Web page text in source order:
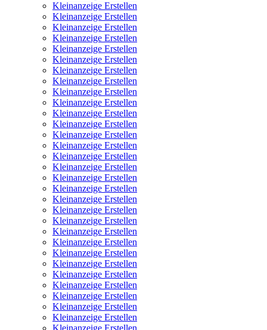
Kleinanzeige Erstellen
Kleinanzeige Erstellen
Kleinanzeige Erstellen
Kleinanzeige Erstellen
Kleinanzeige Erstellen
Kleinanzeige Erstellen
Kleinanzeige Erstellen
Kleinanzeige Erstellen
Kleinanzeige Erstellen
Kleinanzeige Erstellen
Kleinanzeige Erstellen
Kleinanzeige Erstellen
Kleinanzeige Erstellen
Kleinanzeige Erstellen
Kleinanzeige Erstellen
Kleinanzeige Erstellen
Kleinanzeige Erstellen
Kleinanzeige Erstellen
Kleinanzeige Erstellen
Kleinanzeige Erstellen
Kleinanzeige Erstellen
Kleinanzeige Erstellen
Kleinanzeige Erstellen
Kleinanzeige Erstellen
Kleinanzeige Erstellen
Kleinanzeige Erstellen
Kleinanzeige Erstellen
Kleinanzeige Erstellen
Kleinanzeige Erstellen
Kleinanzeige Erstellen
Kleinanzeige Erstellen